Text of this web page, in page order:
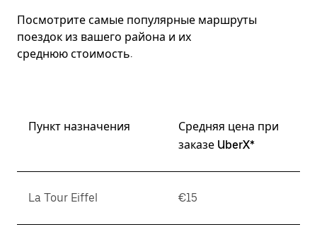
Посмотрите самые популярные маршруты
поездок из вашего района и их
среднюю стоимость.
Пункт назначения
Средняя цена при
заказе UberX*
La Tour Eiffel €15